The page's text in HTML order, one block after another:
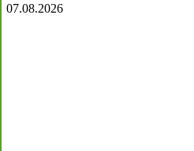
07.08.2026